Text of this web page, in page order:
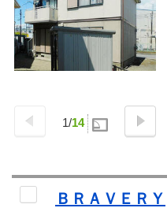
1/14
ＢＲＡＶＥＲＹ